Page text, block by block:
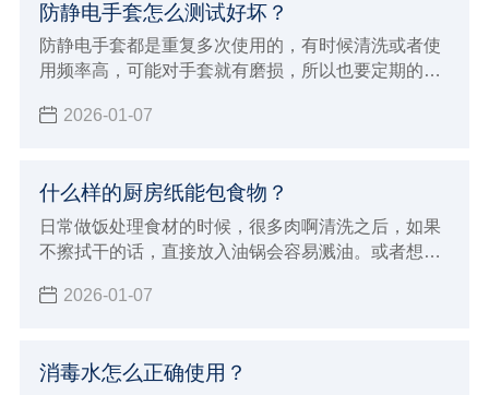
防静电手套怎么测试好坏？
防静电手套都是重复多次使用的，有时候清洗或者使
用频率高，可能对手套就有磨损，所以也要定期的进
好坏呢？小辉来分享一些简单的方法，以及测试标
2026-01-07
什么样的厨房纸能包食物？
日常做饭处理食材的时候，很多肉啊清洗之后，如果
不擦拭干的话，直接放入油锅会容易溅油。或者想要
那么就需要擦拭干净，但是什么样的厨房纸能包食物
2026-01-07
消毒水怎么正确使用？